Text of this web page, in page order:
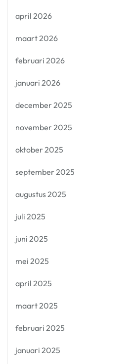
april 2026
maart 2026
februari 2026
januari 2026
december 2025
november 2025
oktober 2025
september 2025
augustus 2025
juli 2025
juni 2025
mei 2025
april 2025
maart 2025
februari 2025
januari 2025